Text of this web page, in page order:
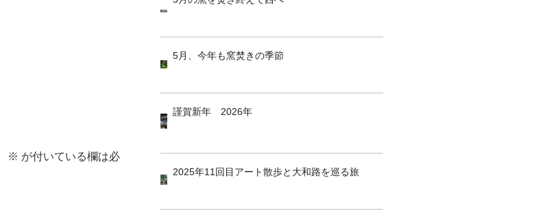
※ が付いている欄は必
5月、今年も窯焚きの季節
謹賀新年 2026年
2025年11回目アート散歩と大和路を巡る旅